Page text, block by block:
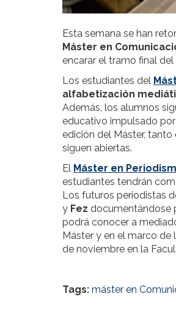
Esta semana se han
Máster en
encarar el tramo final del
Los estudiantes del
alfabetización
Además, los alumnos
educativo impulsado
edición del Máster,
siguen abiertas.
El Máster en
estudiantes tendrán
Los futuros periodistas
y Fez documentándose
podrá conocer a
Máster y en el marco de
de noviembre en la
Tags: máster en